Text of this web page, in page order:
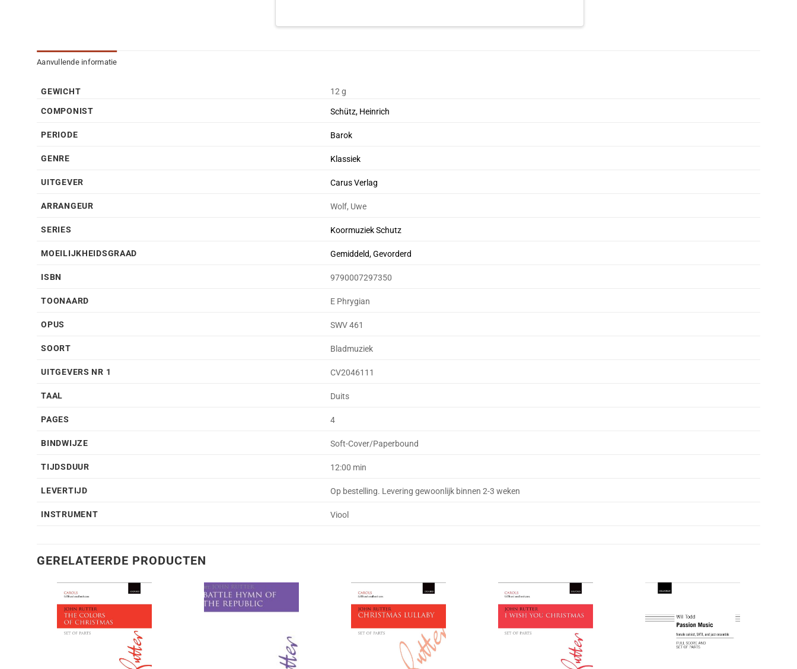
Aanvullende informatie
GEWICHT
12 g
COMPONIST
Schütz, Heinrich
PERIODE Barok
GENRE Klassiek
UITGEVER Carus Verlag
ARRANGEUR Wolf, Uwe
SERIES Koormuziek Schutz
MOEILIJKHEIDSGRAAD Gemiddeld, Gevorderd
ISBN 9790007297350
TOONAARD E Phrygian
OPUS SWV 461
SOORT Bladmuziek
UITGEVERS NR 1 CV2046111
TAAL Duits
PAGES 4
BINDWIJZE Soft-Cover/Paperbound
TIJDSDUUR 12:00 min
LEVERTIJD Op bestelling. Levering gewoonlijk binnen 2-3 weken
INSTRUMENT Viool
GERELATEERDE PRODUCTEN